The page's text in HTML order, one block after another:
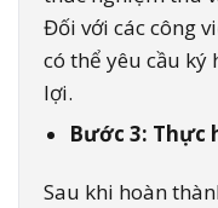
Đối với các công
có thể yêu cầu
lợi.
Bước 3: Thực
Sau khi hoàn